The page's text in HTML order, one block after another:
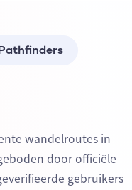
wandelroutes in
door officiële
gebruikers